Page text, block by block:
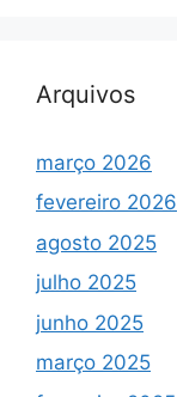
Arquivos
março 2026
fevereiro 2026
agosto 2025
julho 2025
junho 2025
março 2025